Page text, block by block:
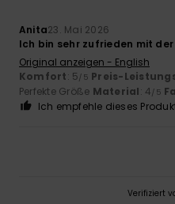
Anita23. Mai 2026
Ich bin sehr zufrieden mit
Original anzeigen - English
Komfort: 5/5 Preis-
Perfekte Größe Material: 4/5
Ich empfehle dieses
Verifiziert